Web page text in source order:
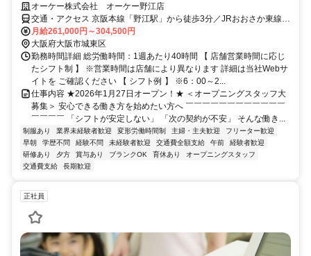
オーケー株式会社 オーケー野江店
交通・アクセス 京阪本線「野江駅」から徒歩3分／JRおおさか東線
「JR野江駅」から徒歩5分
月給261,000円～304,500円
大阪府大阪市城東区
勤務時間詳細 総労働時間：1週あたり40時間 【 店舗営業時間に応じ
たシフト制 】 ※営業時間は店舗により異なります 詳細は当社Webサ
イトを ご確認ください 【 シフト例 】 ※6：00～2...
仕事内容 ★2026年1月27日オープン！★ ＜オープニングスタッフ大
募集＞ 安心できる働き方を始めたい方へ ￣￣￣￣￣￣￣￣￣￣￣￣
￣￣￣￣ 「シフトが安定しない」 「次の契約が不安」 そんな働き...
制服あり 業界未経験者歓迎 変形労働時間制 主婦・主夫歓迎
フリーター歓迎
早朝
学歴不問 経験不問 未経験者歓迎 交通費全額支給 午前
経験者歓迎
研修あり
夕方 賞与あり ブランクOK 育休あり
オープニングスタッフ
交通費支給
長期歓迎
正社員